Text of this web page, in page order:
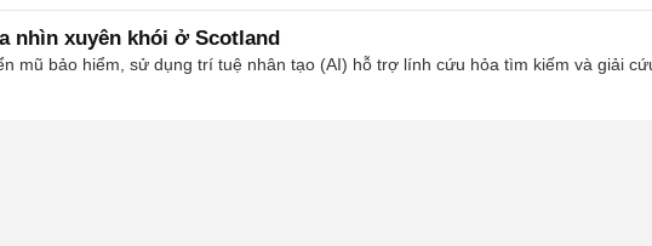
nhìn xuyên khói ở Scotland
mũ bảo hiểm, sử dụng trí tuệ nhân tạo (AI) hỗ trợ lính cứu hỏa tìm kiếm và giải